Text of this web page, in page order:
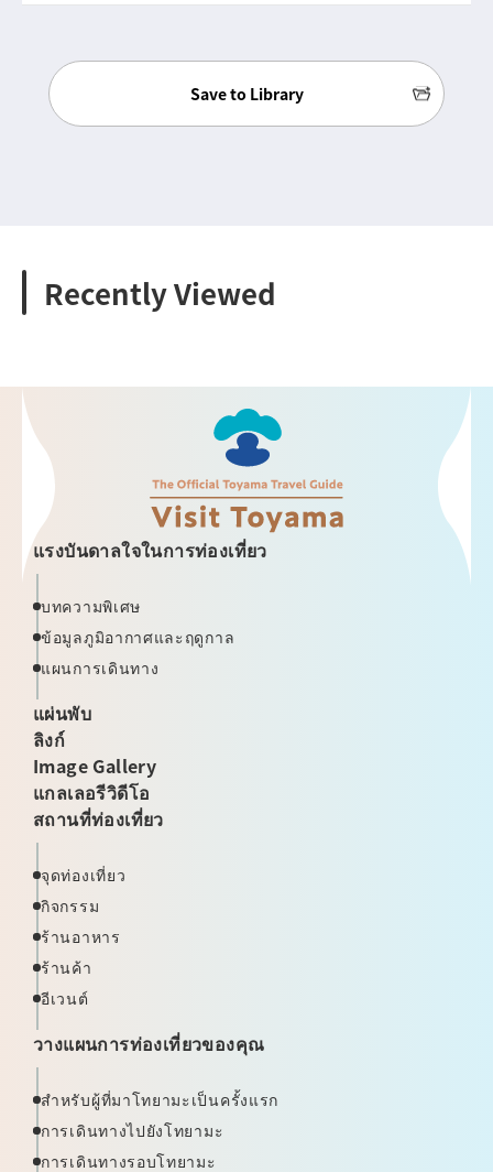
Save to Library
Recently Viewed
แรงบันดาลใจในการท่องเที่ยว
บทความพิเศษ
ข้อมูลภูมิอากาศและฤดูกาล
แผนการเดินทาง
แผ่นพับ
ลิงก์
Image Gallery
แกลเลอรีวิดีโอ
สถานที่ท่องเที่ยว
จุดท่องเที่ยว
กิจกรรม
ร้านอาหาร
ร้านค้า
อีเวนต์
วางแผนการท่องเที่ยวของคุณ
สำหรับผู้ที่มาโทยามะเป็นครั้งแรก
การเดินทางไปยังโทยามะ
การเดินทางรอบโทยามะ